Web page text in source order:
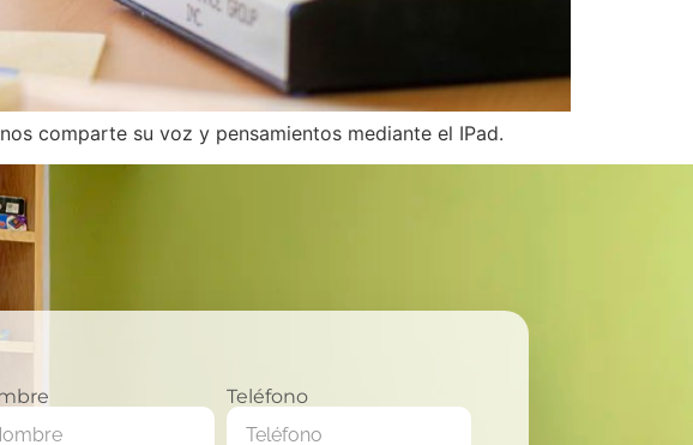
comparte su voz y pensamientos mediante el IPad.
Teléfono